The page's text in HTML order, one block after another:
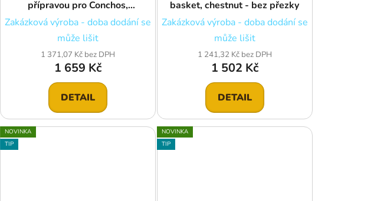
přípravou pro Conchos,
Chestnut - bez přezky a bez
conchos
Zakázková výroba - doba dodání se
může lišit
1 371,07 Kč bez DPH
1 659 Kč
DETAIL
basket, chestnut - bez přezky
Zakázková výroba - doba dodání se
může lišit
1 241,32 Kč bez DPH
1 502 Kč
DETAIL
NOVINKA
TIP
NOVINKA
TIP